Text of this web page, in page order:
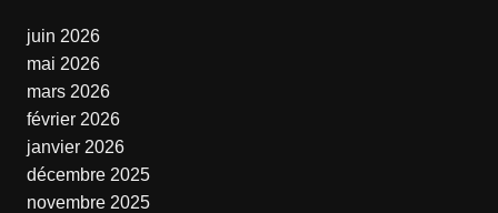
juin 2026
mai 2026
mars 2026
février 2026
janvier 2026
décembre 2025
novembre 2025